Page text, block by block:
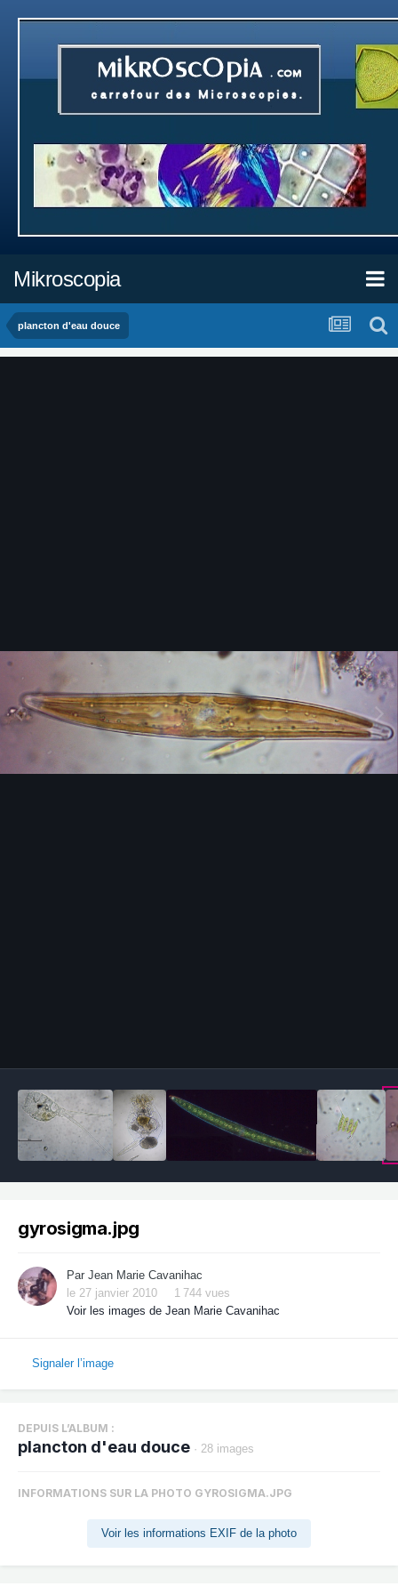
Mikroscopia
plancton d'eau douce
gyrosigma.jpg
Par Jean Marie Cavanihac
le 27 janvier 2010
1 744 vues
Voir les images de Jean Marie Cavanihac
Signaler l’image
DEPUIS L’ALBUM :
plancton d'eau douce · 28 images
INFORMATIONS SUR LA PHOTO GYROSIGMA.JPG
Voir les informations EXIF de la photo